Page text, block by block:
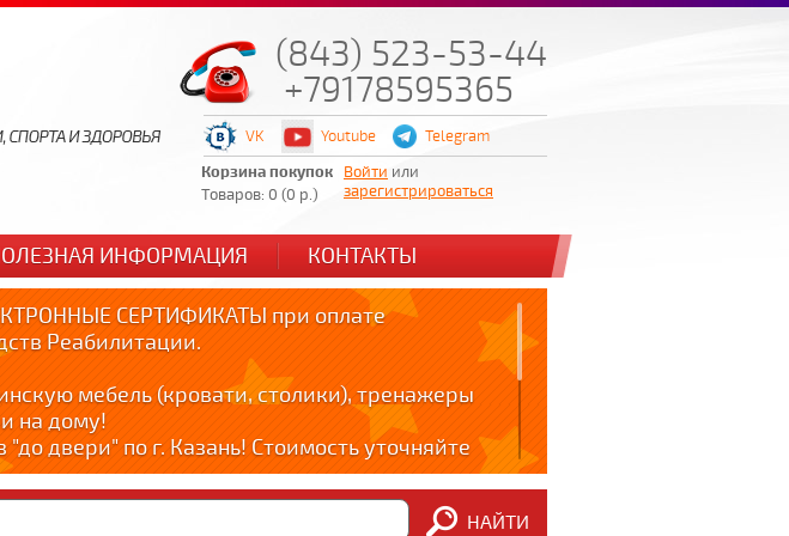
(843) 523-53-44
+79178595365
VK Youtube
Telegram
Корзина покупок
Товаров: 0 (0 р.)
Войти или
зарегистрироваться
ИНФОРМАЦИЯ КОНТАКТЫ
СЕРТИФИКАТЫ при оплате
Реабилитации.
мебель (кровати, столики), тренажеры
на дому!
"до двери" по г. Казань! Стоимость уточняйте
медицинских товаров!!!
@zabota16 ; Теlegram: t.me/zabota16 ;
НАЙТИ